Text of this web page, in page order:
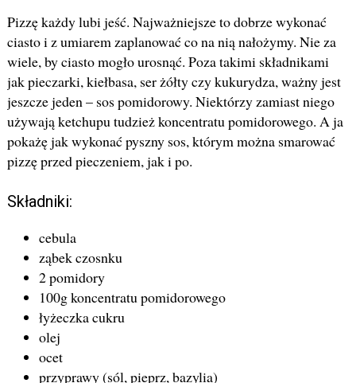
Pizzę każdy lubi jeść. Najważniejsze to dobrze wykonać
ciasto i z umiarem zaplanować co na nią nałożymy. Nie za
wiele, by ciasto mogło urosnąć. Poza takimi składnikami
jak pieczarki, kiełbasa, ser żółty czy kukurydza, ważny jest
jeszcze jeden – sos pomidorowy. Niektórzy zamiast niego
używają ketchupu tudzież koncentratu pomidorowego. A ja
pokażę jak wykonać pyszny sos, którym można smarować
pizzę przed pieczeniem, jak i po.
Składniki:
cebula
ząbek czosnku
2 pomidory
100g koncentratu pomidorowego
łyżeczka cukru
olej
ocet
przyprawy (sól, pieprz, bazylia)